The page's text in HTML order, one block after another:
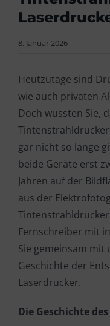
8. Januar 2026
Heutzutage sind
wie auch privaten
Doch wussten Sie,
gar nicht so lange
beide Geräte erst
Jahren auf der
aus der
Fernschreiber mit
Sie gemeinsam mit
Geschichte der
Laserdrucker.
Die Geschichte